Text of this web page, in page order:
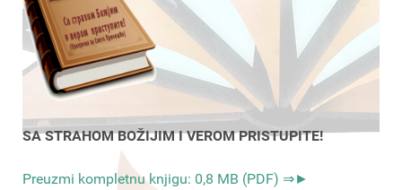
SA STRAHOM BOŽIJIM I VEROM PRISTUPITE!
Preuzmi kompletnu knjigu: 0,8 MB (PDF) ⇒►